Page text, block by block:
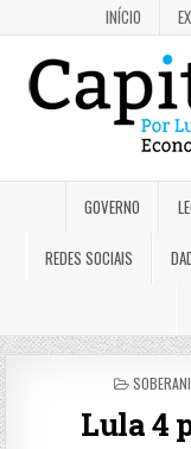
INÍCIO
GOVERNO
REDES SOCIAIS
POSTED
Lula 4